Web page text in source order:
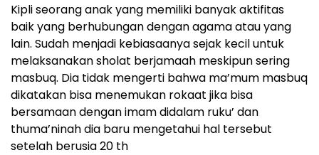
Kipli seorang anak yang memiliki banyak aktifitas
baik yang berhubungan dengan agama atau yang
lain. Sudah menjadi kebiasaanya sejak kecil untuk
melaksanakan sholat berjamaah meskipun sering
masbuq. Dia tidak mengerti bahwa ma’mum masbuq
dikatakan bisa menemukan rokaat jika bisa
bersamaan dengan imam didalam ruku’ dan
thuma’ninah dia baru mengetahui hal tersebut
setelah berusia 20 th